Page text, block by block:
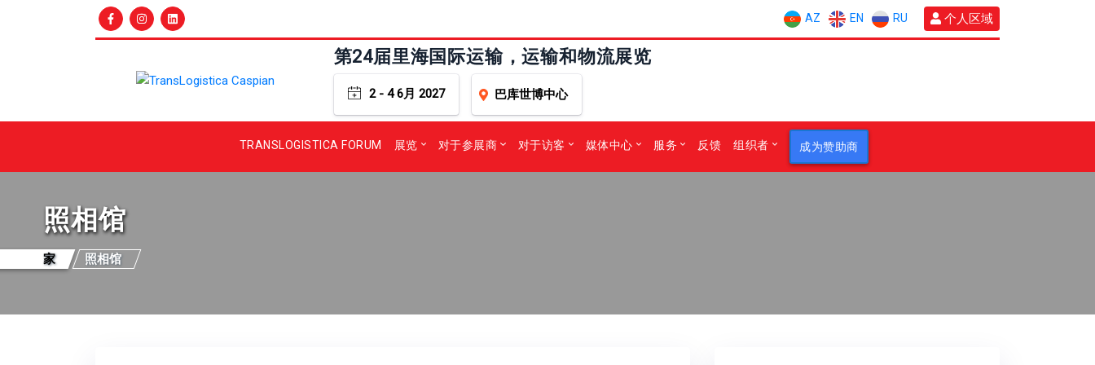
AZ EN RU 个人区域
第24届里海国际运输，运输和物流展览
2 - 4 6月 2027 巴库世博中心
TRANSLOGISTICA FORUM 展览 对于参展商 对于访客 媒体中心 服务 反馈 组织者 成为赞助商
照相馆
家 照相馆